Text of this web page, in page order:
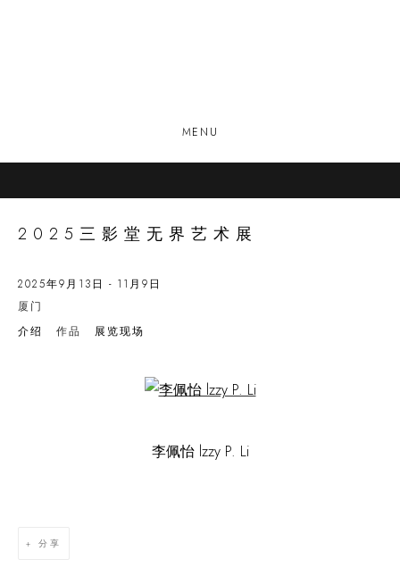
MENU
2025三影堂无界艺术展
2025年9月13日 - 11月9日
厦门
介绍
作品 展览现场
Open a larger version of the following image in a popup:
李佩怡lzzy P. Li
分享